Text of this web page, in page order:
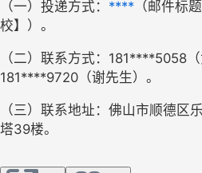
（一）投递方式： **** （邮件标
校】） 。
（二）联系方式： 181****5058（
181****9720（谢先生）。
（三）联系地址：佛山市顺德区
塔39楼。